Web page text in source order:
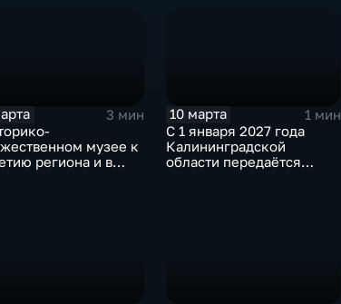
3 мин
музее к
региона и в
10 марта
1 мин
С 1 января 2027 года
Калининградской
области передаётся